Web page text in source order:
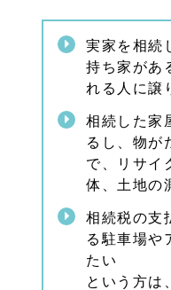
オフ
ィス
のご
案内
1.
9.
2
名古
屋相
談
所・
緑オ
フィ
スの
実家を相続
持ち家があ
れる人に譲
相続した家
るし、物が
で、リサイ
体、土地の
相続税の支
る駐車場や
たい
という方は